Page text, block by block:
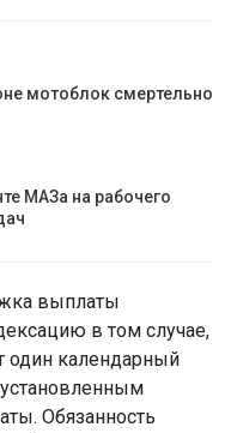
мотоблок смертельно
МАЗа на рабочего
выплаты
в том случае,
один календарный
Обязанность